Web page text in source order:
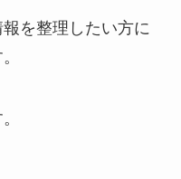
を整理したい方に